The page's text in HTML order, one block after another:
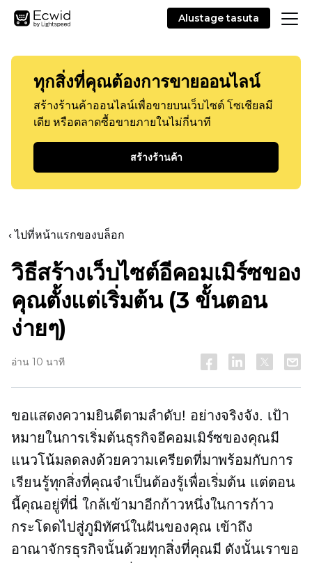
Alustage tasuta
ทุกสิ่งที่คุณต้องการขายออนไลน์
สร้างร้านค้าออนไลน์เพื่อขายบนเว็บไซต์ โซเชียลมี
เดีย หรือตลาดซื้อขายภายในไม่กี่นาที
สร้างร้านค้า
‹ ไปที่หน้าแรกของบล็อก
วิธีสร้างเว็บไซต์อีคอมเมิร์ซของ
คุณตั้งแต่เริ่มต้น (3 ขั้นตอน
ง่ายๆ)
อ่าน 10 นาที
ขอแสดงความยินดีตามลำดับ! อย่างจริงจัง. เป้า
หมายในการเริ่มต้นธุรกิจอีคอมเมิร์ซของคุณมี
แนวโน้มลดลงด้วยความเครียดที่มาพร้อมกับการ
เรียนรู้ทุกสิ่งที่คุณจำเป็นต้องรู้เพื่อเริ่มต้น แต่ตอน
นี้คุณอยู่ที่นี่ ใกล้เข้ามาอีกก้าวหนึ่งในการก้าว
กระโดดไปสู่ภูมิทัศน์ในฝันของคุณ เข้าถึง
อาณาจักรธุรกิจนั้นด้วยทุกสิ่งที่คุณมี ดังนั้นเราขอ